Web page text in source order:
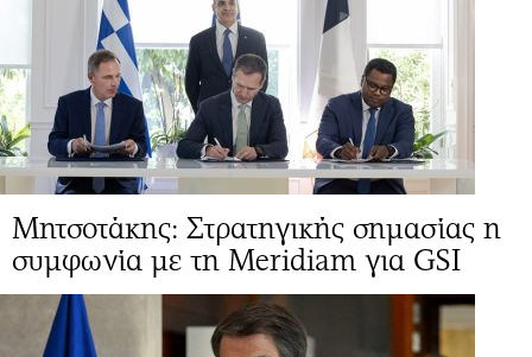
Μητσοτάκης: Στρατηγικής σημασίας η
συμφωνία με τη Meridiam για GSI